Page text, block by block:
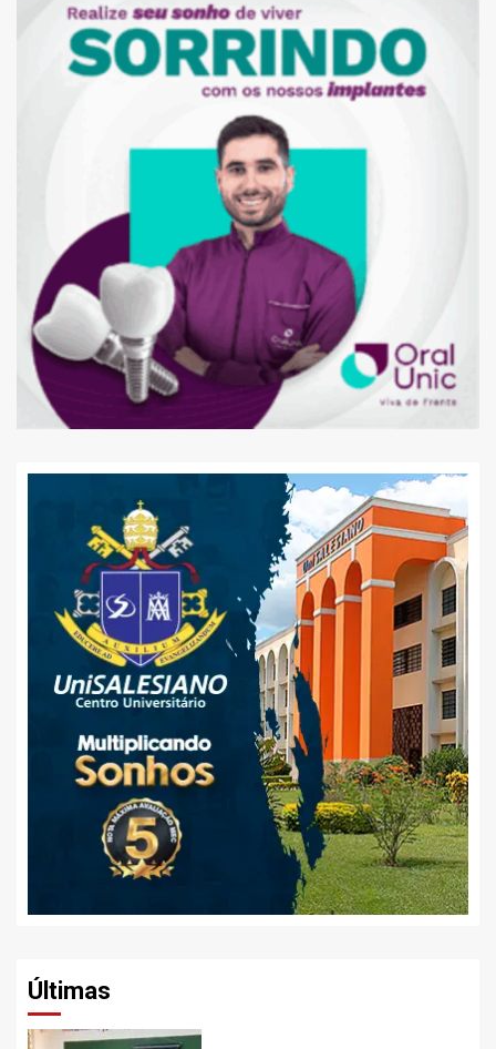
Últimas